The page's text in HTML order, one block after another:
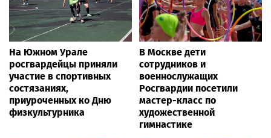
На Южном Урале
росгвардейцы приняли
участие в спортивных
состязаниях,
приуроченных ко Дню
физкультурника
В Москве дети
сотрудников и
военнослужащих
Росгвардии посетили
мастер-класс по
художественной
гимнастике